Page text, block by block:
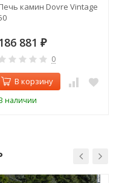
камин Dovre Vintage
881 ₽
0
В корзину
наличии